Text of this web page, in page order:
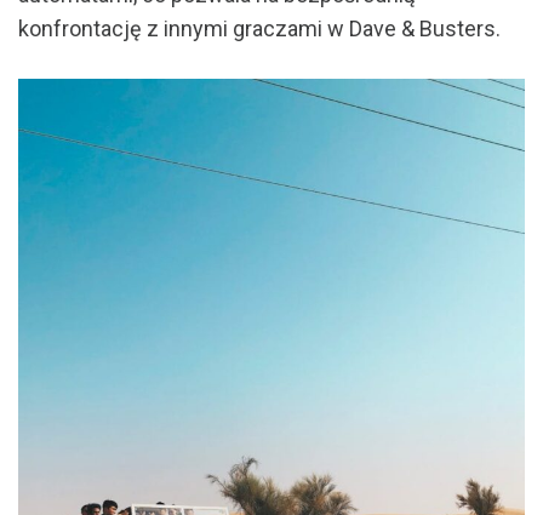
konfrontację z innymi graczami w Dave & Busters.